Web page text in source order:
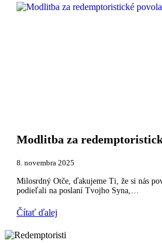
Modlitba za
8. novembra 2025
Milosrdný Otče, ďakujeme Ti, že si nás
podieľali na poslaní Tvojho Syna,…
Čítať ďalej